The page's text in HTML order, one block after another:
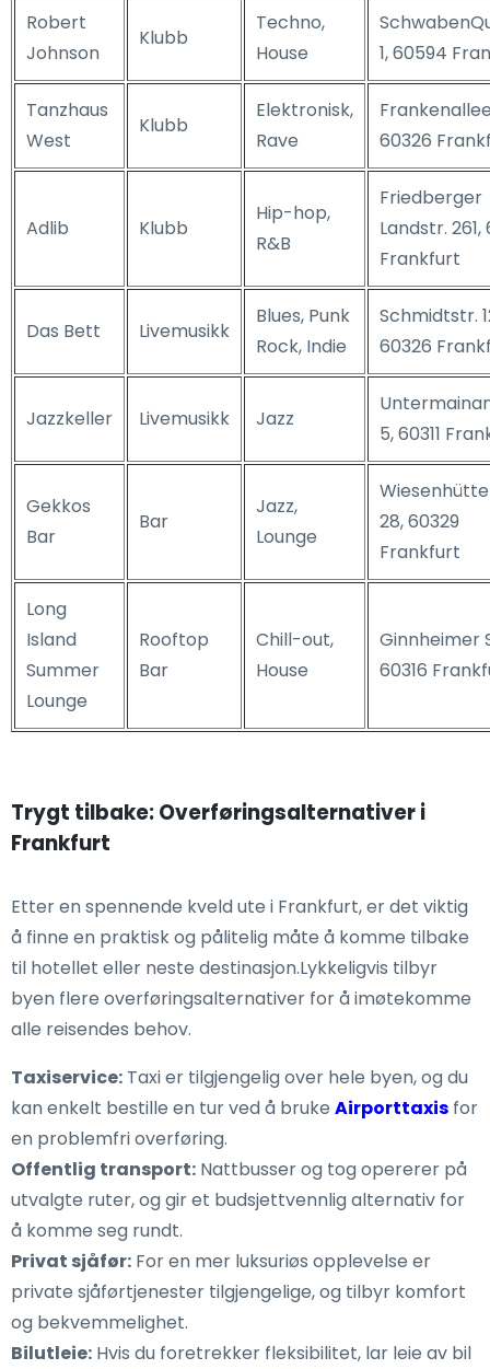
Robert
Johnson
Klubb
Techno,
House
1, 60594
Tanzhaus
West
Klubb
Elektronisk,
Rave
Frankenallee
60326
Adlib Klubb
Hip-hop,
R&B
Friedberger
Landstr. 261,
Frankfurt
Das Bett Livemusikk
Blues, Punk
Rock, Indie
Schmidtstr.
60326
Jazzkeller Livemusikk Jazz
5, 60311
Gekkos
Bar
Bar
Jazz,
Lounge
28, 60329
Frankfurt
Long
Island
Summer
Lounge
Rooftop
Bar
Chill-out,
House
Ginnheimer
60316
Trygt tilbake: Overføringsalternativer i
Frankfurt
Etter en spennende kveld ute i Frankfurt, er det viktig
å finne en praktisk og pålitelig måte å komme tilbake
til hotellet eller neste destinasjon.Lykkeligvis tilbyr
byen flere overføringsalternativer for å imøtekomme
alle reisendes behov.
Taxiservice: Taxi er tilgjengelig over hele byen, og du
kan enkelt bestille en tur ved å bruke Airporttaxis for
en problemfri overføring.
Offentlig transport: Nattbusser og tog opererer på
utvalgte ruter, og gir et budsjettvennlig alternativ for
å komme seg rundt.
Privat sjåfør: For en mer luksuriøs opplevelse er
private sjåførtjenester tilgjengelige, og tilbyr komfort
og bekvemmelighet.
Bilutleie: Hvis du foretrekker fleksibilitet, lar leie av bil